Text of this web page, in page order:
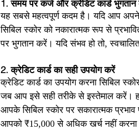
1. समय पर कर्ज और क्रेडिट कार्ड
यह सबसे महत्वपूर्ण कदम है। यदि आप
सिबिल स्कोर को नकारात्मक रूप से
पर भुगतान करें। यदि संभव हो तो,
2. क्रेडिट कार्ड का सही उपयोग करें
क्रेडिट कार्ड का उपयोग करना सिबिल
जब आप इसे सही तरीके से इस्तेमाल करें।
आपके सिबिल स्कोर पर सकारात्मक
आपको ₹15,000 से अधिक खर्च नहीं करना